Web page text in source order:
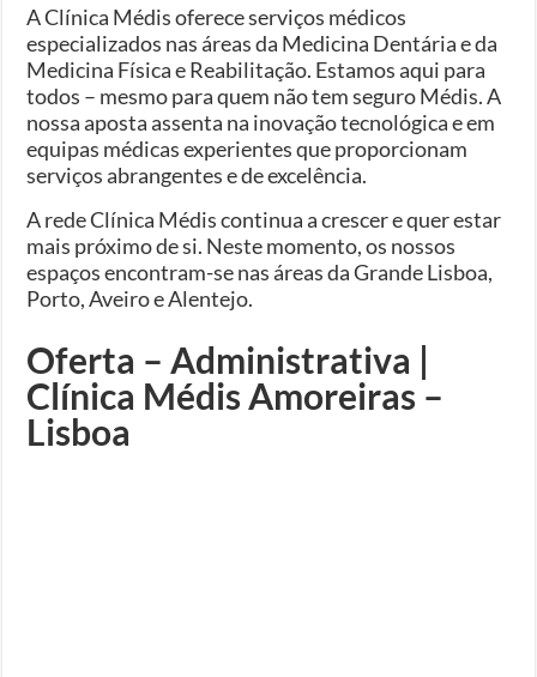
A Clínica Médis oferece serviços médicos
especializados nas áreas da Medicina Dentária e da
Medicina Física e Reabilitação. Estamos aqui para
todos – mesmo para quem não tem seguro Médis. A
nossa aposta assenta na inovação tecnológica e em
equipas médicas experientes que proporcionam
serviços abrangentes e de excelência.
A rede Clínica Médis continua a crescer e quer estar
mais próximo de si. Neste momento, os nossos
espaços encontram-se nas áreas da Grande Lisboa,
Porto, Aveiro e Alentejo.
Oferta – Administrativa |
Clínica Médis Amoreiras –
Lisboa